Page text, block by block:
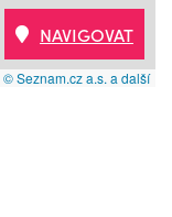
© Seznam.cz a.s. a další
NAVIGOVAT